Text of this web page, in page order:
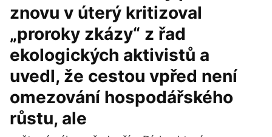
znovu v úterý kritizoval
„proroky zkázy“ z řad
ekologických aktivistů a
uvedl, že cestou vpřed není
omezování hospodářského
růstu, ale